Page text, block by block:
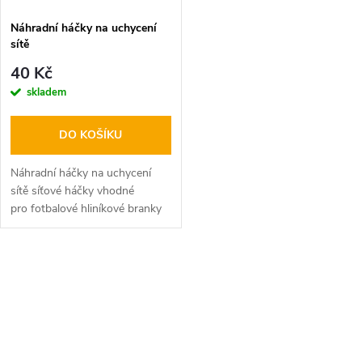
Náhradní háčky na uchycení
sítě
40 Kč
skladem
DO KOŠÍKU
Náhradní háčky na uchycení
sítě síťové háčky vhodné
pro fotbalové hliníkové branky
háčky pojmou všechny krajové